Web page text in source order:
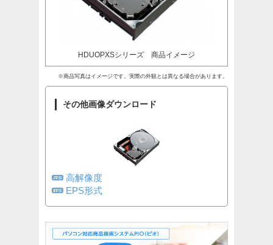
HDUOPXSシリーズ 商品イメージ
※商品写真はイメージです。実際の外観とは異なる場合があります。
その他画像ダウンロード
高解像度
EPS形式